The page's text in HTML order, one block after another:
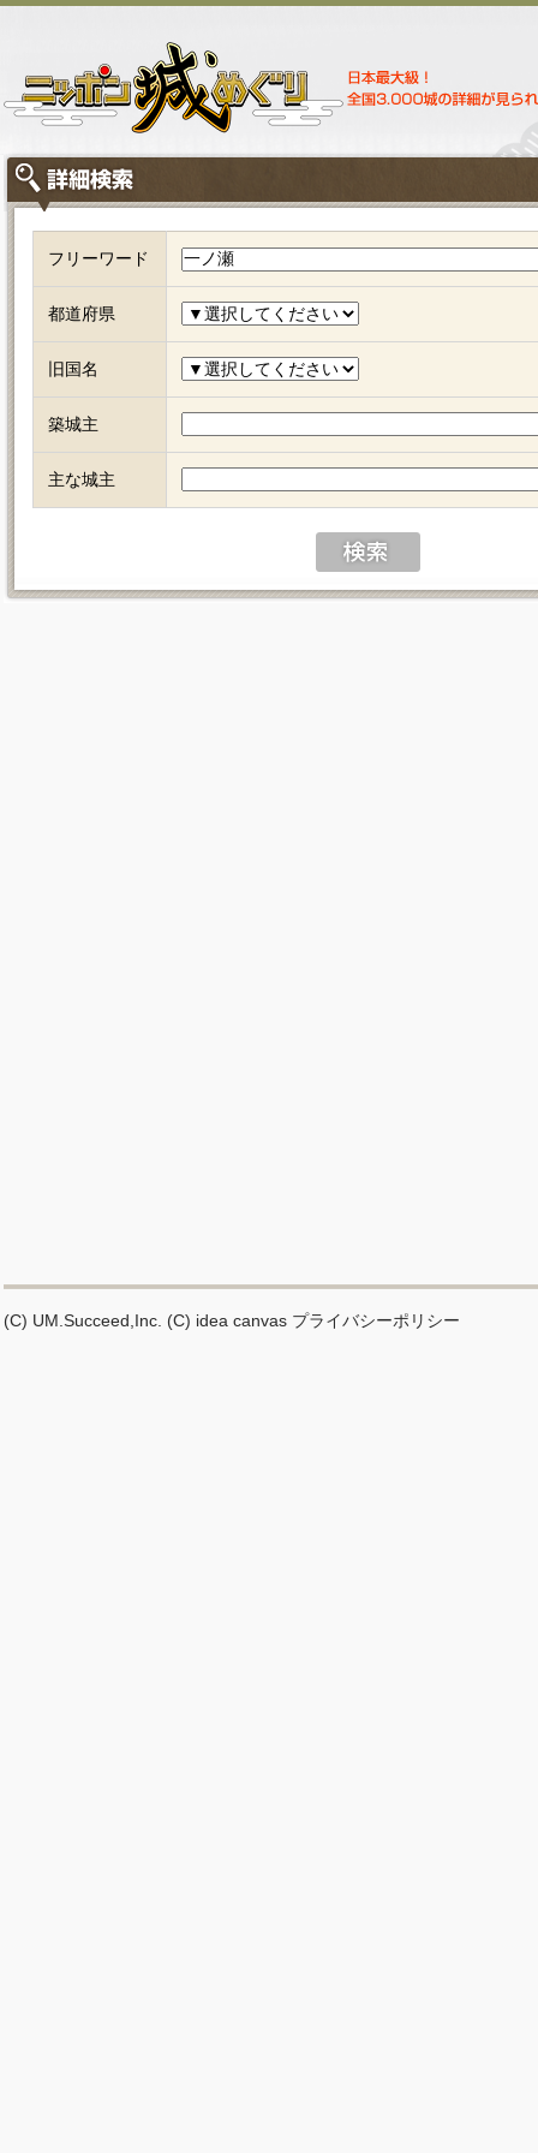
フリーワード
都道府県
旧国名
築城主
主な城主
(C) UM.Succeed,Inc. (C) idea canvas プライバシーポリシー